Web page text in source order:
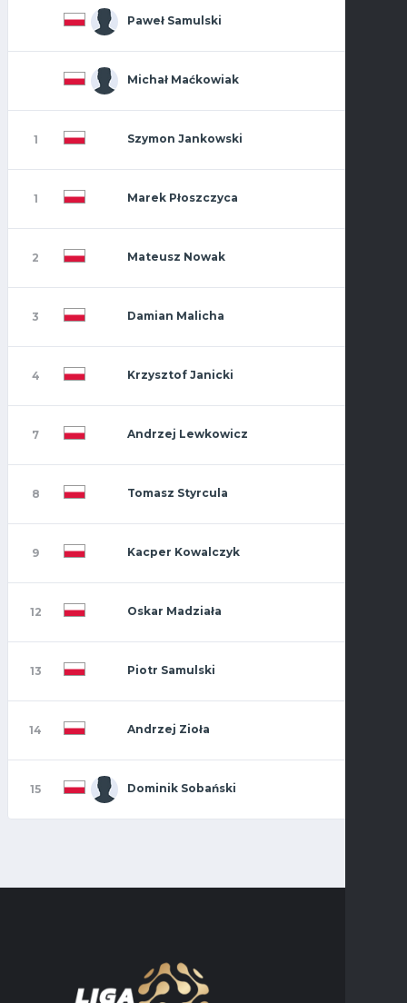
Paweł Samulski
Michał Maćkowiak
1 Szymon Jankowski
1 Marek Płoszczyca
2 Mateusz Nowak
3 Damian Malicha
4 Krzysztof Janicki
7 Andrzej Lewkowicz
8 Tomasz Styrcula
9 Kacper Kowalczyk
12 Oskar Madziała
13 Piotr Samulski
14 Andrzej Zioła
15 Dominik Sobański